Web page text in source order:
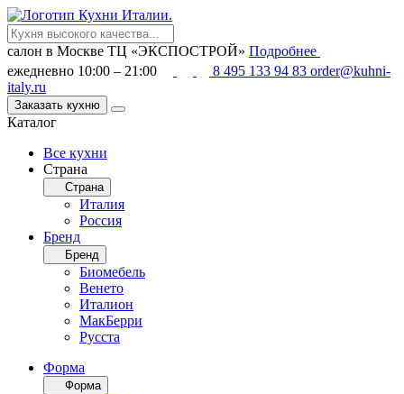
салон в Москве ТЦ «ЭКСПОСТРОЙ» Подробнее
ежедневно 10:00 – 21:00
8 495 133 94 83 order@kuhni-
italy.ru
Заказать кухню
Каталог
Все кухни
Страна
Страна
Италия
Россия
Бренд
Бренд
Биомебель
Венето
Италион
МакБерри
Русста
Форма
Форма